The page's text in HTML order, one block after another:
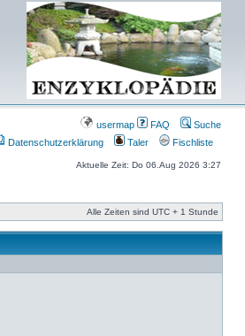
usermap FAQ
Suche
Datenschutzerklärung Taler Fischliste
Aktuelle Zeit: Do 06.Aug 2026 3:27
Alle Zeiten sind UTC + 1 Stunde